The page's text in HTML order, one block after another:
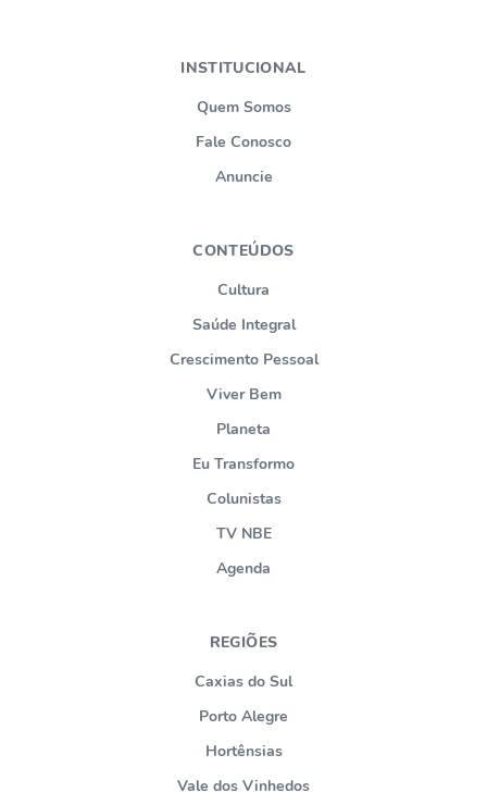
INSTITUCIONAL
Quem Somos
Fale Conosco
Anuncie
CONTEÚDOS
Cultura
Saúde Integral
Crescimento Pessoal
Viver Bem
Planeta
Eu Transformo
Colunistas
TV NBE
Agenda
REGIÕES
Caxias do Sul
Porto Alegre
Hortênsias
Vale dos Vinhedos